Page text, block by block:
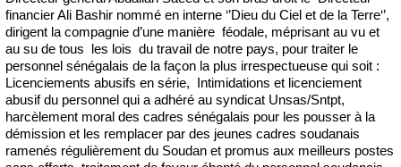
financier Ali Bashir nommé en interne ‘’Dieu du Ciel et de la Terre‘’,
dirigent la compagnie d’une manière féodale, méprisant au vu et
au su de tous les lois du travail de notre pays, pour traiter le
personnel sénégalais de la façon la plus irrespectueuse qui soit :
Licenciements abusifs en série, Intimidations et licenciement
abusif du personnel qui a adhéré au syndicat Unsas/Sntpt,
harcèlement moral des cadres sénégalais pour les pousser à la
démission et les remplacer par des jeunes cadres soudanais
ramenés régulièrement du Soudan et promus aux meilleurs postes